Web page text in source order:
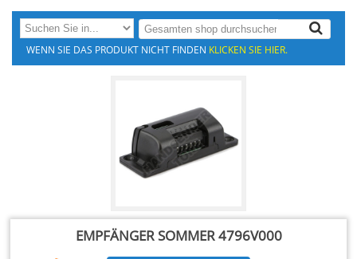
WENN SIE DAS PRODUKT NICHT FINDEN KLICKEN SIE HIER.
EMPFÄNGER SOMMER 4796V000